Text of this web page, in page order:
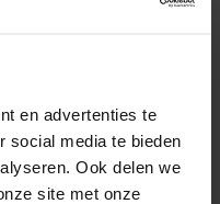
en advertenties te
social media te bieden
Ook delen we
site met onze